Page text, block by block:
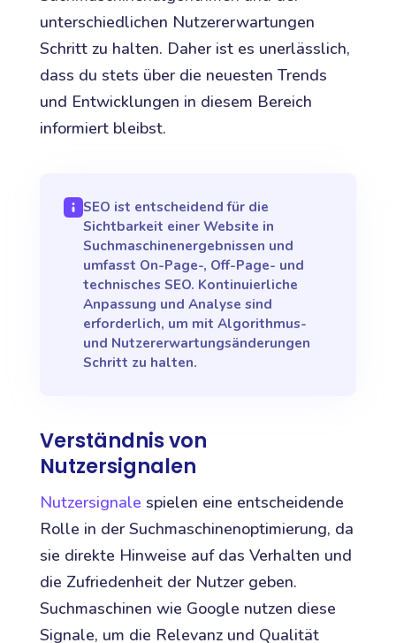
unterschiedlichen Nutzererwartungen
Schritt zu halten. Daher ist es unerlässlich,
dass du stets über die neuesten Trends
und Entwicklungen in diesem Bereich
informiert bleibst.
SEO ist entscheidend für die
Sichtbarkeit einer Website in
Suchmaschinenergebnissen und
umfasst On-Page-, Off-Page- und
technisches SEO. Kontinuierliche
Anpassung und Analyse sind
erforderlich, um mit Algorithmus-
und Nutzererwartungsänderungen
Schritt zu halten.
Verständnis von
Nutzersignalen
Nutzersignale spielen eine entscheidende
Rolle in der Suchmaschinenoptimierung, da
sie direkte Hinweise auf das Verhalten und
die Zufriedenheit der Nutzer geben.
Suchmaschinen wie Google nutzen diese
Signale, um die Relevanz und Qualität